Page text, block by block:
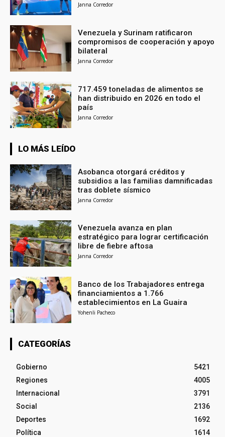
Janna Corredor
Venezuela y Surinam ratificaron
compromisos de cooperación y apoyo
bilateral
Janna Corredor
717.459 toneladas de alimentos se
han distribuido en 2026 en todo el
país
Janna Corredor
LO MÁS LEÍDO
Asobanca otorgará créditos y
subsidios a las familias damnificadas
tras doblete sísmico
Janna Corredor
Venezuela avanza en plan
estratégico para lograr certificación
libre de fiebre aftosa
Janna Corredor
Banco de los Trabajadores entrega
financiamientos a 1.766
establecimientos en La Guaira
Yohenli Pacheco
CATEGORÍAS
Gobierno
5421
Regiones
4005
Internacional
3791
Social
2136
Deportes
1692
Política
1614